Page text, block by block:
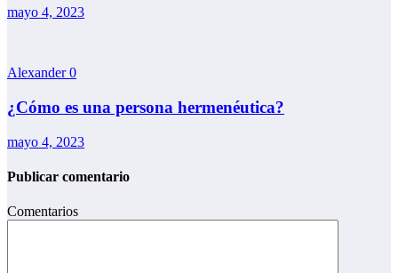
mayo 4, 2023
Alexander0
¿Cómo es una persona hermenéutica?
mayo 4, 2023
Publicar comentario
Comentarios